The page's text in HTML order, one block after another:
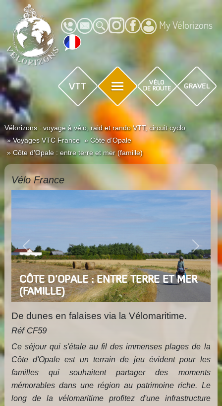
My Vélorizons
Vélorizons : voyage à vélo, raid et rando VTT, circuit cyclo
Voyages VTC France
Côte d’Opale
Côte d'Opale : entre terre et mer (famille)
Vélo France
Previous Next
CÔTE D'OPALE : ENTRE TERRE ET MER
(FAMILLE)
De dunes en falaises via la Vélomaritime.
Réf CF59
Ce séjour qui s'étale au fil des immenses plages de la
Côte d'Opale est un terrain de jeu évident pour les
familles qui souhaitent partager des moments
mémorables dans une région au patrimoine riche. Le
long de la vélomaritime profitez d'une infrastructure